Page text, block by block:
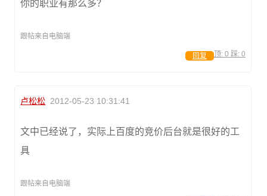
你的职业有那么多？
跟帖来自电脑端
顶: 0 踩: 0
回复
卢松松 2012-05-23 10:31:41
文中已经说了，实际上百度的竞价后台就是很好的工
具
跟帖来自电脑端